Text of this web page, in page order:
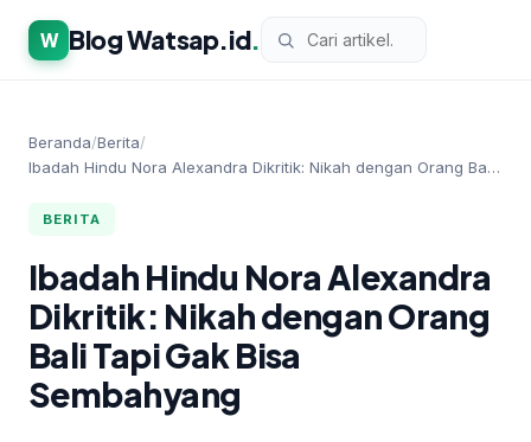
W Blog Watsap.id.
Beranda/Berita/
Ibadah Hindu Nora Alexandra Dikritik: Nikah dengan Orang Ba…
BERITA
Ibadah Hindu Nora Alexandra
Dikritik: Nikah dengan Orang
Bali Tapi Gak Bisa
Sembahyang